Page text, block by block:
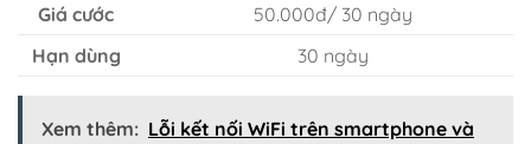
Giá cước
50.000đ/ 30 ngày
Hạn dùng
30 ngày
Xem thêm: Lỗi kết nối WiFi trên smartphone và